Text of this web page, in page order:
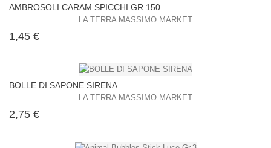
AMBROSOLI CARAM.SPICCHI GR.150
LA TERRA MASSIMO MARKET
1,45 €Prezzo
BOLLE DI SAPONE SIRENA
LA TERRA MASSIMO MARKET
2,75 €Prezzo